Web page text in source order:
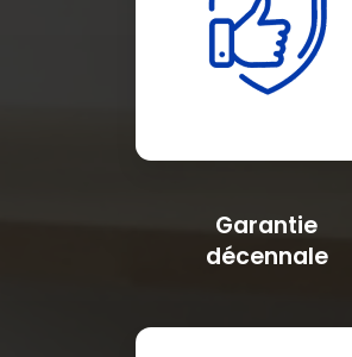
Garantie
décennale